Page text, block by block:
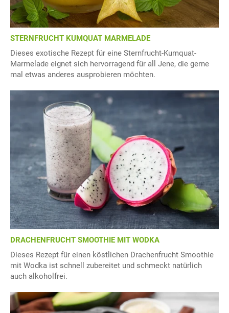
STERNFRUCHT KUMQUAT MARMELADE
Dieses exotische Rezept für eine Sternfrucht-Kumquat-
Marmelade eignet sich hervorragend für all Jene, die gerne
mal etwas anderes ausprobieren möchten.
DRACHENFRUCHT SMOOTHIE MIT WODKA
Dieses Rezept für einen köstlichen Drachenfrucht Smoothie
mit Wodka ist schnell zubereitet und schmeckt natürlich
auch alkoholfrei.